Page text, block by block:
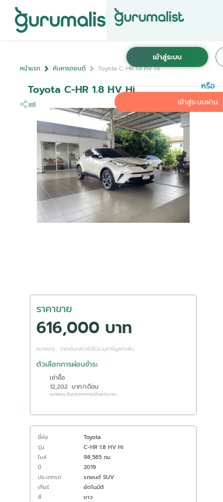
หรือ
เข้าสู่ระบบผ่าน
หน้าแรก ค้นหารถยนต์ Toyota C-HR 1.8 HV Hi
Toyota C-HR 1.8 HV Hi
แชร์
ราคาขาย
616,000 บาท
หมายเหตุ : ราคาดังกล่าวยังไม่รวมภาษีมูลค่าเพิ่ม
ตัวเลือกการผ่อนชำระ
เช่าซื้อ
12,202 บาท/เดือน
หมายเหตุ เป็นราคาคาดการณ์โดยประมาณ
ยี่ห้อ
Toyota
รุ่น
C-HR 1.8 HV Hi
ไมล์
98,585 กม.
ปี
2019
ประเภทรถ
รถยนต์ SUV
เกียร์
อัตโนมัติ
สี
ขาว